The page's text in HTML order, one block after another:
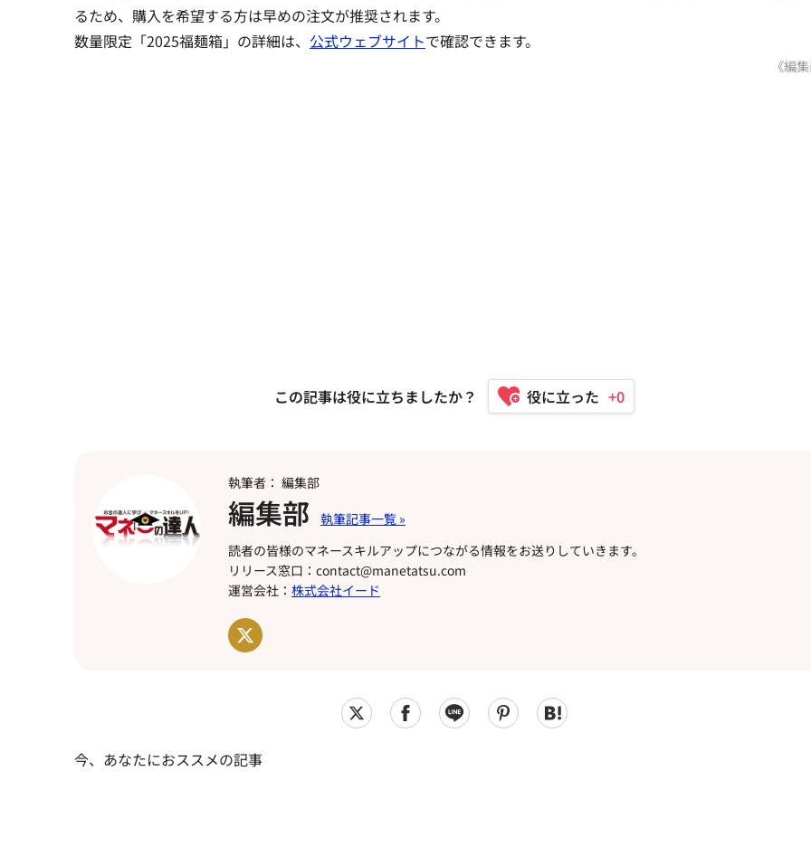
るため、購入を希望する方は早めの注文が推奨されます。
数量限定「2025福麺箱」の詳細は、 公式ウェブサイトで確認できます。
《編
この記事は役に立ちましたか？ +0
執筆者： 編集部
編集部
読者の皆様のマネースキルアップにつながる情報をお送りしていきます。
リリース窓口：contact@manetatsu.com
運営会社： 株式会社イード
今、あなたにおススメの記事